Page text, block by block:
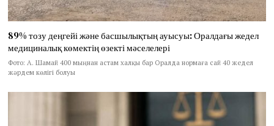
89% тозу деңгейі және басшылықтың ауысуы: Оралдағы жедел
медициналық көмектің өзекті мәселелері
Фото: А. Шамай 400 мыңнан астам халқы бар Оралда нормаға сай 40 жедел
жәрдем көлігі болуы